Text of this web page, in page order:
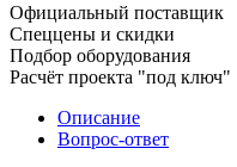
Официальный поставщик
Спеццены и скидки
Подбор оборудования
Расчёт проекта "под ключ"
Описание
Вопрос-ответ